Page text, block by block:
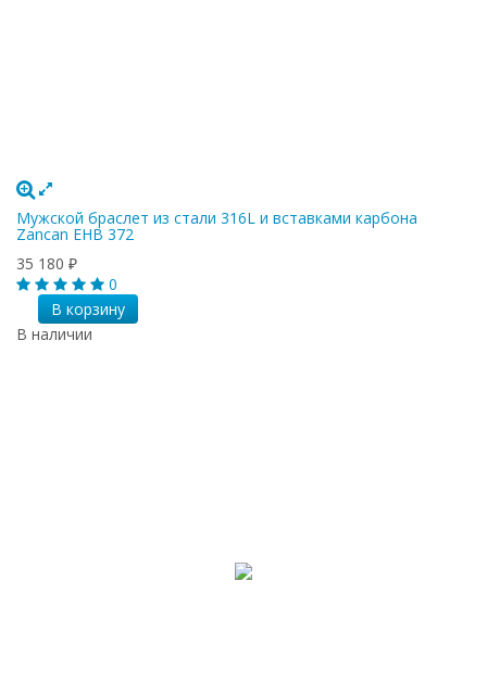
Мужской браслет из стали 316L и вставками карбона
Zancan EHB 372
35 180 ₽
0
В корзину
В наличии